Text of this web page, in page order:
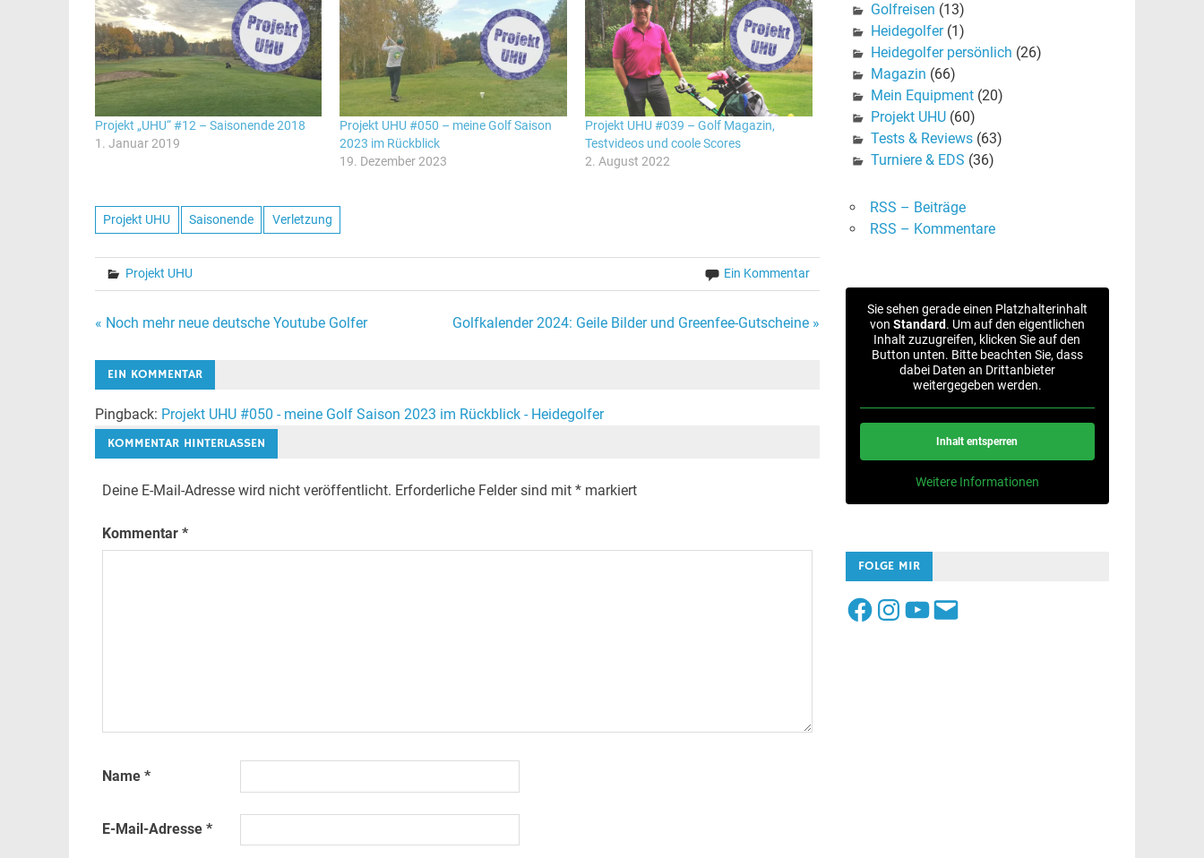
Projekt „UHU“ #12 – Saisonende 2018
1. Januar 2019
Projekt UHU #050 – meine Golf Saison
2023 im Rückblick
19. Dezember 2023
Projekt UHU #039 – Golf Magazin,
Testvideos und coole Scores
2. August 2022
Projekt UHU Saisonende Verletzung
Projekt UHU Ein Kommentar
Beitragsnavigation
« Noch mehr neue deutsche Youtube Golfer Golfkalender 2024: Geile Bilder und Greenfee-Gutscheine »
EIN KOMMENTAR
Pingback: Projekt UHU #050 - meine Golf Saison 2023 im Rückblick - Heidegolfer
KOMMENTAR HINTERLASSEN
Deine E-Mail-Adresse wird nicht veröffentlicht. Erforderliche Felder sind mit *markiert
Kommentar *
Name *
E-Mail-Adresse *
Golfreisen (13)
Heidegolfer(1)
Heidegolfer persönlich (26)
Magazin (66)
Mein Equipment(20)
Projekt UHU(60)
Tests & Reviews(63)
Turniere & EDS (36)
RSS – Beiträge
RSS – Kommentare
Sie sehen gerade einen Platzhalterinhalt
von Standard. Um auf den eigentlichen
Inhalt zuzugreifen, klicken Sie auf den
Button unten. Bitte beachten Sie, dass
dabei Daten an Drittanbieter
weitergegeben werden.
Inhalt entsperren
Weitere Informationen
FOLGE MIR
FacebookInstagram
YouTube
E-
Mail